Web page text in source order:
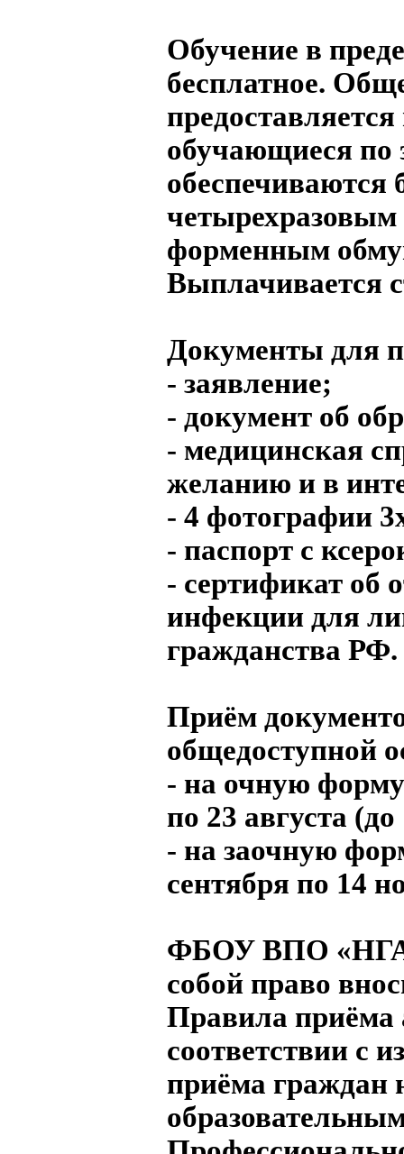
Обучение в
бесплатное.
обучающиеся по
обеспечиваются
форменным
Выплачивается
Документы для
- заявление;
- документ об
- медицинская
желанию и в
- 4 фотографии
- паспорт с
- сертификат об
инфекции для
гражданства РФ.
Приём
общедоступной
- на очную
по 23 августа
- на заочную
сентября по 14
ФБОУ ВПО
собой право
Правила приёма
соответствии с
приёма граждан